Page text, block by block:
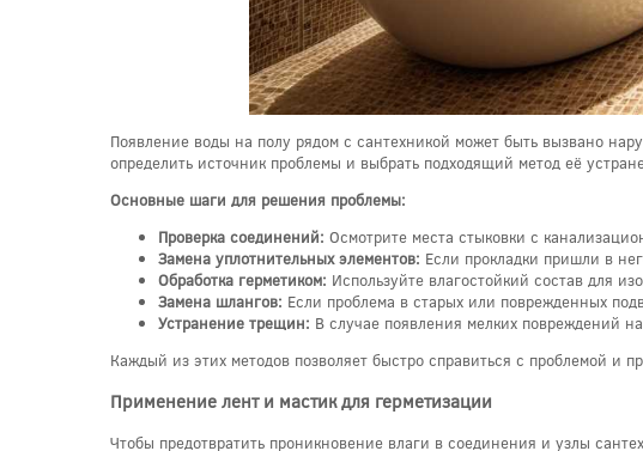
Появление воды на полу рядом с сантехникой может быть вызвано
определить источник проблемы и выбрать подходящий метод её
Основные шаги для решения проблемы:
Проверка соединений: Осмотрите места стыковки с
Замена уплотнительных элементов: Если прокладки пришли в
Обработка герметиком: Используйте влагостойкий состав для
Замена шлангов: Если проблема в старых или поврежденных
Устранение трещин: В случае появления мелких повреждений
Каждый из этих методов позволяет быстро справиться с проблемой и
Применение лент и мастик для герметизации
Чтобы предотвратить проникновение влаги в соединения и узлы